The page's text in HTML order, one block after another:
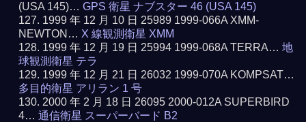
(USA 145)…GPS 衛星 ナブスター 46 (USA 145)
1999 年 12 月 10 日 25989 1999-066A XMM-
NEWTON… X 線観測衛星 XMM
1999 年 12 月 19 日 25994 1999-068A TERRA…地
球観測衛星 テラ
1999 年 12 月 21 日 26032 1999-070A KOMPSAT…
多目的衛星 アリラン 1 号
2000 年 2 月 18 日 26095 2000-012A SUPERBIRD
4…通信衛星 スーパーバード B2